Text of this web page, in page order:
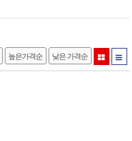
높은가격순 낮은 가격순